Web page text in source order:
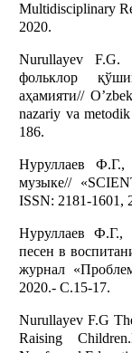
Multidisciplinary
2020.
Nurullayev F.G.
фольклор
аҳамияти//
nazariy va
186.
Нуруллаев
музыке//
ISSN: 2181-1601,
Нуруллаев Ф.Г.,
песен в
журнал
2020.- С.15-17.
Nurullayev F.G
Raising